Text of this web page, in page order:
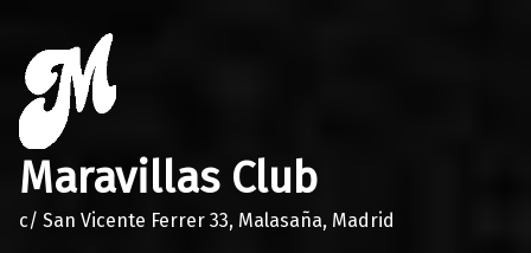
Maravillas Club
c/ San Vicente Ferrer 33, Malasaña, Madrid